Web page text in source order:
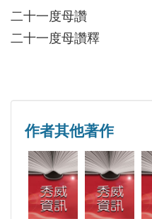
經常恭敬祈禱她，經常
她的加持。
仁波切相信，通過學
並身先士卒，先後建立
老院、居士林等。
勘布仁波切日不缺講，
二十一度母讚
二十一度母讚釋
第三課
第四課
第五課
第六課
《二十一度母讚釋》思
作者其他著作